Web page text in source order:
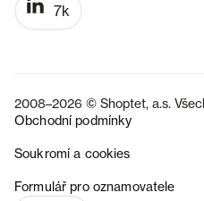
7k
2008–2026 © Shoptet, a.s.
Obchodní podmínky
Soukromí a cookies
Formulář pro oznamovatele